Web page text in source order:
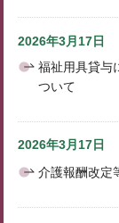
2026年3月17日
福祉用具貸与
ついて
2026年3月17日
介護報酬改定